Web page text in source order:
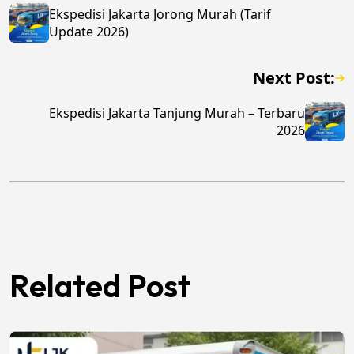
Ekspedisi Jakarta Jorong Murah (Tarif
Update 2026)
Next Post:
Ekspedisi Jakarta Tanjung Murah – Terbaru
2026
Related Post